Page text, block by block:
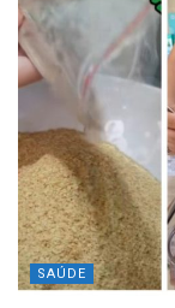
SAÚDE